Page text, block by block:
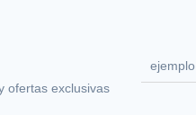
ofertas exclusivas